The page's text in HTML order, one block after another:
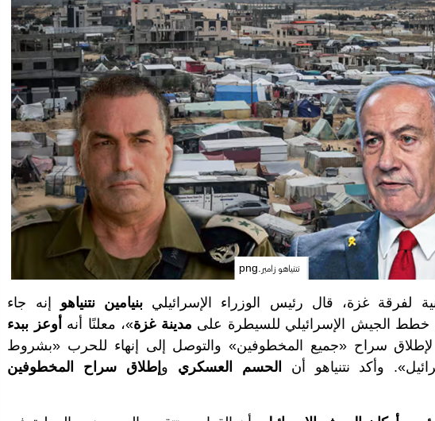
نتنياهو زامير.png
لفرقة غزة، قال رئيس الوزراء الإسرائيلي بنيامين نتنياهو إنه جاء
خطط الجيش الإسرائيلي للسيطرة على مدينة غزة»، معلنًا أنه
أوعز ببدء
لإطلاق سراح «جميع المخطوفين» والتوصل إلى إنهاء للحرب «بشروط
وأكد نتنياهو أن
الحسم العسكري و إطلاق سراح المخطوفين